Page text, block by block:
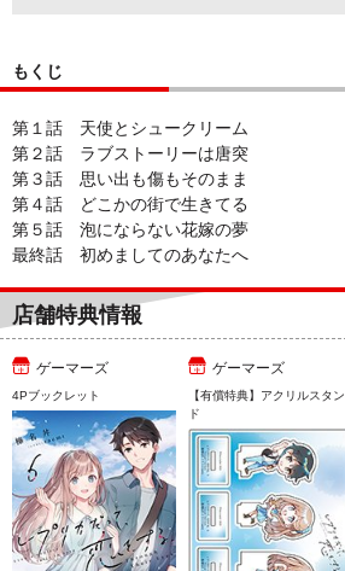
もくじ
第１話 天使とシュークリーム
第２話 ラブストーリーは唐突
第３話 思い出も傷もそのまま
第４話 どこかの街で生きてる
第５話 泡にならない花嫁の夢
最終話 初めましてのあなたへ
店舗特典情報
ゲーマーズ
4Pブックレット
ゲーマーズ
【有償特典】アクリルスタン
ド